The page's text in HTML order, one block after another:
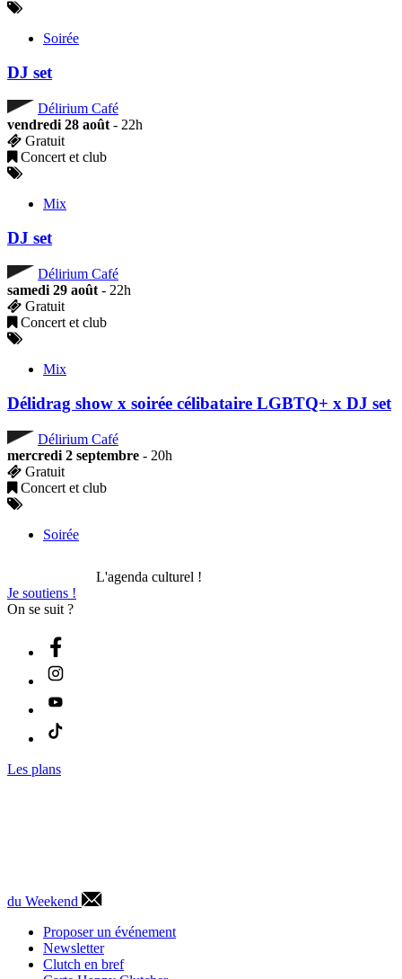
Soirée
DJ set
Délirium Café
vendredi 28 août - 22h
Gratuit
Concert et club
Mix
DJ set
Délirium Café
samedi 29 août - 22h
Gratuit
Concert et club
Mix
Délidrag show x soirée célibataire LGBTQ+ x DJ set
Délirium Café
mercredi 2 septembre - 20h
Gratuit
Concert et club
Soirée
L'agenda culturel !
Je soutiens !
On se suit ?
Les plans
du Weekend
Proposer un événement
Newsletter
Clutch en bref